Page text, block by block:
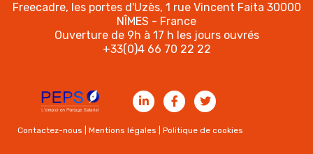
Freecadre, les portes d'Uzès, 1 rue Vincent Faita 30000
NÎMES - France
Ouverture de 9h à 17 h les jours ouvrés
+33(0)4 66 70 22 22
Contactez-nous |Mentions légales |Politique de cookies